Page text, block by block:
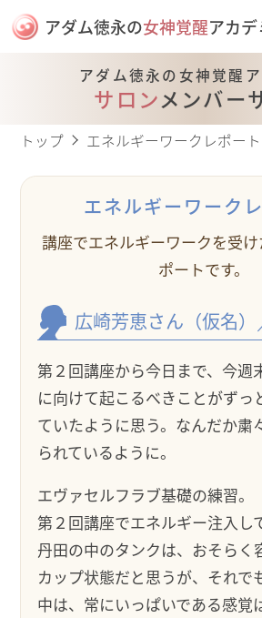
アダム徳永の女神覚醒アカデ
アダム徳永の女神覚醒
サロンメンバー
トップ エネルギーワークレポート
エネルギーワーク
講座でエネルギーワークを受
ポートです。
広崎芳恵さん（仮名）
第２回講座から今日まで、今週
に向けて起こるべきことがずっ
ていたように思う。なんだか粛
られているように。
エヴァセルフラブ基礎の練習。
第２回講座でエネルギー注入し
丹田の中のタンクは、おそらく
カップ状態だと思うが、それで
中は、常にいっぱいである感覚